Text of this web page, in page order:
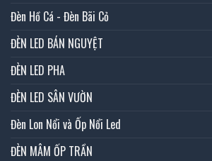
Đèn Hồ Cá - Đèn Bãi Cỏ
ĐÈN LED BÁN NGUYỆT
ĐÈN LED PHA
ĐÈN LED SÂN VƯỜN
Đèn Lon Nổi và Ốp Nổi Led
ĐÈN MÂM ỐP TRẦN